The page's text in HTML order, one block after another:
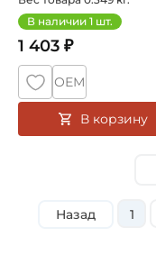
В наличии 1 шт.
1 403 ₽
ОЕМ
В корзину
Назад 1